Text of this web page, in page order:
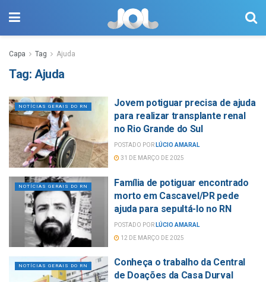
Capa Tag Ajuda
Tag: Ajuda
NOTÍCIAS GERAIS DO RN
Jovem potiguar precisa de ajuda
para realizar transplante renal
no Rio Grande do Sul
POSTADO POR LÚCIO AMARAL
31 DE MARÇO DE 2025
NOTÍCIAS GERAIS DO RN
Família de potiguar encontrado
morto em Cascavel/PR pede
ajuda para sepultá-lo no RN
POSTADO POR LÚCIO AMARAL
12 DE MARÇO DE 2025
NOTÍCIAS GERAIS DO RN
Conheça o trabalho da Central
de Doações da Casa Durval